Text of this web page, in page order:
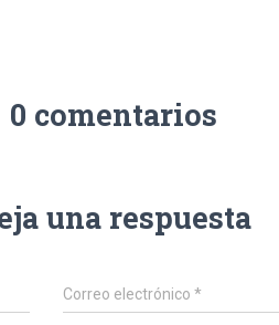
0 comentarios
una respuesta
Correo electrónico*